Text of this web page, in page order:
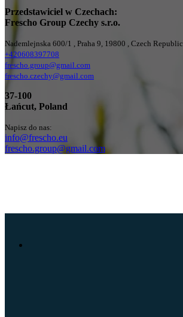
Przedstawiciel w Czechach:
Frescho Group Czechy s.r.o.
Nademlejnska 600/1 , Praha 9, 19800 , Czech Republic
+420608397708
frescho.group@gmail.com
frescho.czechy@gmail.com
37-100
Łańcut, Poland
Napisz do nas:
info@frescho.eu
frescho.group@gmail.com